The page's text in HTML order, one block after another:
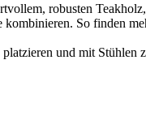
robusten
kombinieren. So finden
platzieren und mit